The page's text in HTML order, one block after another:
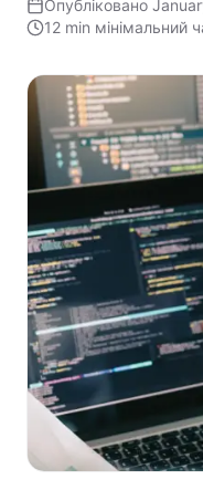
Опубліковано
12 min мінімальний